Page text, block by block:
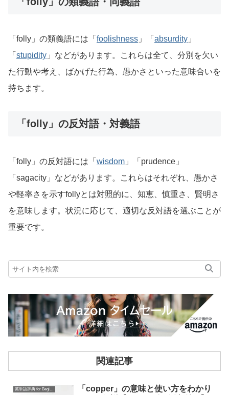
「folly」の類義語には「 foolishness 」「 absurdity 」
「 stupidity 」などがあります。これらは全て、分別を欠い
た行動や考え、ばかげた行為、愚かさといった意味合いを
持ちます。
「folly」の反対語・対義語
「folly」の反対語には「 wisdom 」「prudence」
「sagacity」などがあります。これらはそれぞれ、愚かさ
や軽率さを示すfollyとは対照的に、知恵、慎重さ、賢明さ
を意味します。状況に応じて、適切な反対語を選ぶことが
重要です。
関連記事
英単語辞典 for Beginners
「copper」の意味と使い方をわかり